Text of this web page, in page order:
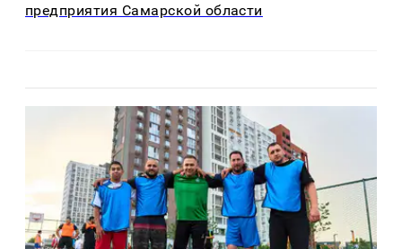
предприятия Самарской области